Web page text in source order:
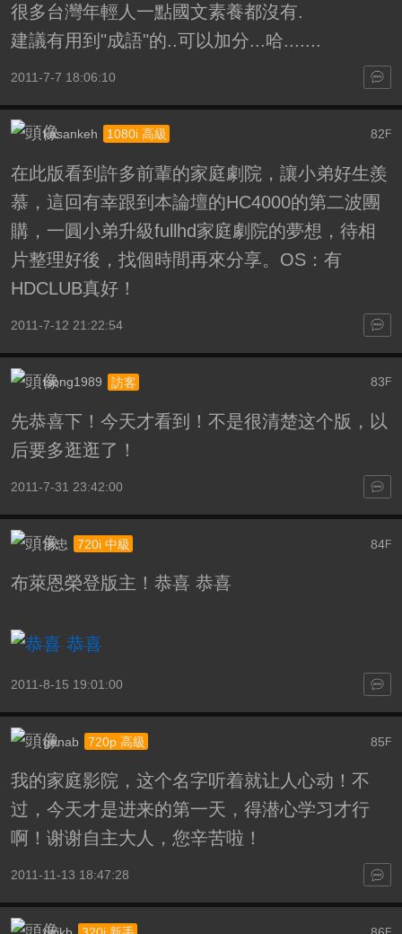
很多台灣年輕人一點國文素養都沒有.
建議有用到"成語"的..可以加分...哈.......
2011-7-7 18:06:10
82 F
kasankeh 1080i 高級
在此版看到許多前輩的家庭劇院，讓小弟好生羨
慕，這回有幸跟到本論壇的HC4000的第二波團
購，一圓小弟升級fullhd家庭劇院的夢想，待相
片整理好後，找個時間再來分享。OS：有
HDCLUB真好！
2011-7-12 21:22:54
83 F
isong1989 訪客
先恭喜下！今天才看到！不是很清楚这个版，以
后要多逛逛了！
2011-7-31 23:42:00
84F
承忠 720i 中級
布萊恩榮登版主！恭喜 恭喜
2011-8-15 19:01:00
85F
genab 720p 高級
我的家庭影院，这个名字听着就让人心动！不
过，今天才是进来的第一天，得潜心学习才行
啊！谢谢自主大人，您辛苦啦！
2011-11-13 18:47:28